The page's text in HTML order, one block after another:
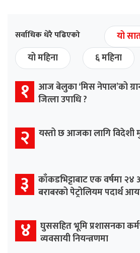
सर्वाधिक धेरै पढिएको
यो
यो महिना
६ महिना
१ आज बेलुका ‘मिस नेपाल’को
जित्ला उपाधि ?
२ यस्तो छ आजका लागि विदेशी
३ काँकडभिट्टाबाट एक वर्षमा २४
बराबरको पेट्रोलियम पदार्थ
४ घुससहित भूमि प्रशासनका
व्यवसायी नियन्त्रणमा